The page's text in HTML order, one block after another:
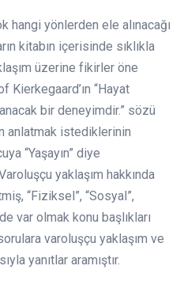
hangi yönlerden ele alınacağı
kitabın içerisinde sıklıkla
üzerine fikirler öne
Kierkegaard’ın “Hayat
bir deneyimdir.” sözü
anlatmak istediklerinin
“Yaşayın” diye
yaklaşım hakkında
“Fiziksel”, “Sosyal”,
var olmak konu başlıkları
varoluşçu yaklaşım ve
yanıtlar aramıştır.